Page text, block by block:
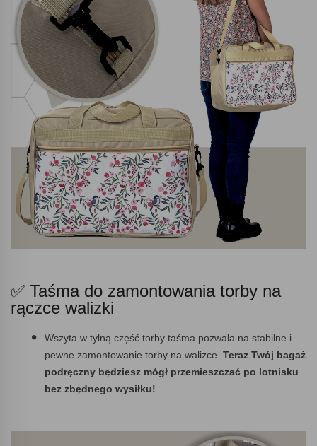
✅ Taśma do zamontowania torby na
rączce walizki
Wszyta w tylną część torby taśma pozwala na stabilne i
pewne zamontowanie torby na walizce. Teraz Twój bagaż
podręczny będziesz mógł przemieszczać po lotnisku
bez zbędnego wysiłku!